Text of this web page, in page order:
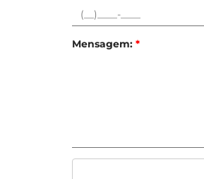
Mensagem: *